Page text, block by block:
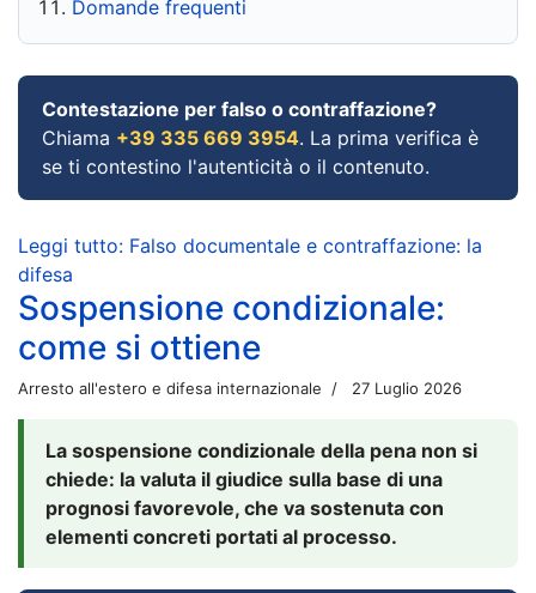
Domande frequenti
Contestazione per falso o contraffazione?
Chiama +39 335 669 3954. La prima verifica è
se ti contestino l'autenticità o il contenuto.
Leggi tutto: Falso documentale e contraffazione: la
difesa
Sospensione condizionale:
come si ottiene
Arresto all'estero e difesa internazionale 27 Luglio 2026
La sospensione condizionale della pena non si
chiede: la valuta il giudice sulla base di una
prognosi favorevole, che va sostenuta con
elementi concreti portati al processo.